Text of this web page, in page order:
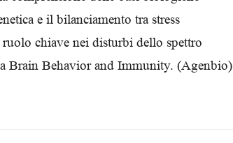
e il bilanciamento tra stress
chiave nei disturbi dello spettro
Brain Behavior and Immunity. (Agenbio)